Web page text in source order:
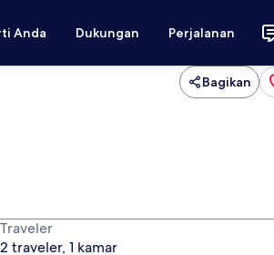
Anda Dukungan Perjalanan
Bagikan
Traveler